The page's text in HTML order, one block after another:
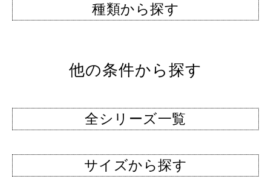
種類から探す
他の条件から探す
全シリーズ一覧
サイズから探す